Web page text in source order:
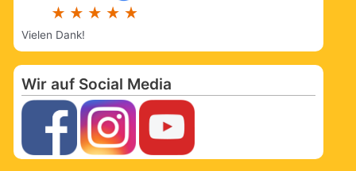
Vielen Dank!
Wir auf Social Media